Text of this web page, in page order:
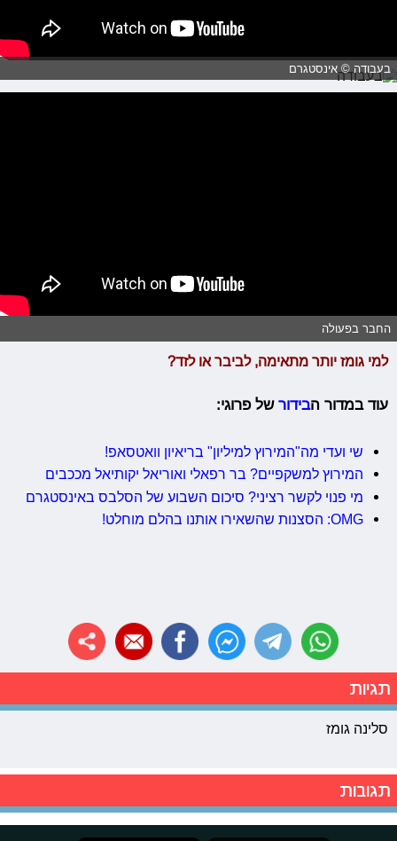
בעבודה © אינסטגרם
החבר בפעולה
למי גומז יותר מתאימה, לביבר או לזד?
עוד במדור הבידורשל פרוגי:
שי ועדי מה"המירוץ למיליון" בריאיון וואטסאפ!
המירוץ למשקפיים? בר רפאלי ואוריאל יקותיאל מככבים
מי פנוי לקשר רציני? סיכום השבוע של הסלבס באינסטגרם
OMG: הסצנות שהשאירו אותנו בהלם מוחלט!
תגיות
סלינה גומז
תגובות